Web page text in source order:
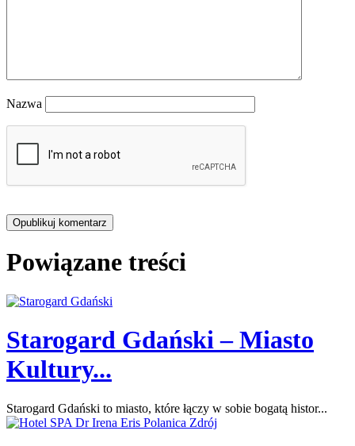
Nazwa
Powiązane treści
Starogard Gdański – Miasto
Kultury...
Starogard Gdański to miasto, które łączy w sobie bogatą histor...